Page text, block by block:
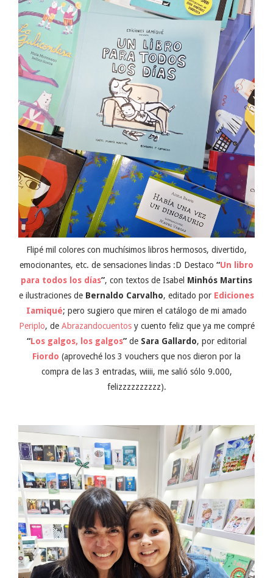
Flipé mil colores con muchísimos libros hermosos, divertido,
emocionantes, etc. de sensaciones lindas :D Destaco “Un libro
para todos los días”, con textos de Isabel Minhós Martins
e ilustraciones de Bernaldo Carvalho, editado por Ediciones
Iamiqué; pero sugiero que miren el catálogo de mi amado
Periplo, de Abrazandocuentosy cuento feliz que ya me compré
“Los galgos, los galgos”de Sara Gallardo, por editorial
Fiordo (aproveché los 3 vouchers que nos dieron por la
compra de las 3 entradas, wiiii, me salió sólo 9.000,
felizzzzzzzzzz).